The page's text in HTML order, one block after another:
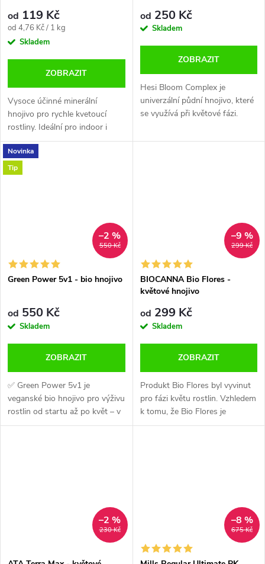
od 119 Kč
Měrná
cena:
od 4,76 Kč / 1 kg
Skladem
ZOBRAZIT
Vysoce účinné minerální
hnojivo pro rychle kvetoucí
rostliny. Ideální pro indoor i
outdoor pěstování. Jednoduché
použití a perfektní výsledky.
od 250 Kč
Skladem
ZOBRAZIT
Hesi Bloom Complex je
univerzální půdní hnojivo, které
se využívá při květové fázi.
pěstitelům indoor rostlin, tak i
Novinka
Tip
550 Kč
–2 %
Green Power 5v1 - bio hnojivo
od 550 Kč
Skladem
ZOBRAZIT
✅ Green Power 5v1 je
veganské bio hnojivo pro výživu
rostlin od startu až po květ – v
jedné lahvi. 🌿 Dárek: ke
299 Kč
–9 %
BIOCANNA Bio Flores -
květové hnojivo
od 299 Kč
Skladem
ZOBRAZIT
Produkt Bio Flores byl vyvinut
pro fázi květu rostlin. Vzhledem
k tomu, že Bio Flores je
vyroben z rostlinného
230 Kč
–2 %
675 Kč
–8 %